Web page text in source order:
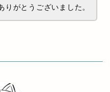
りがとうございました。